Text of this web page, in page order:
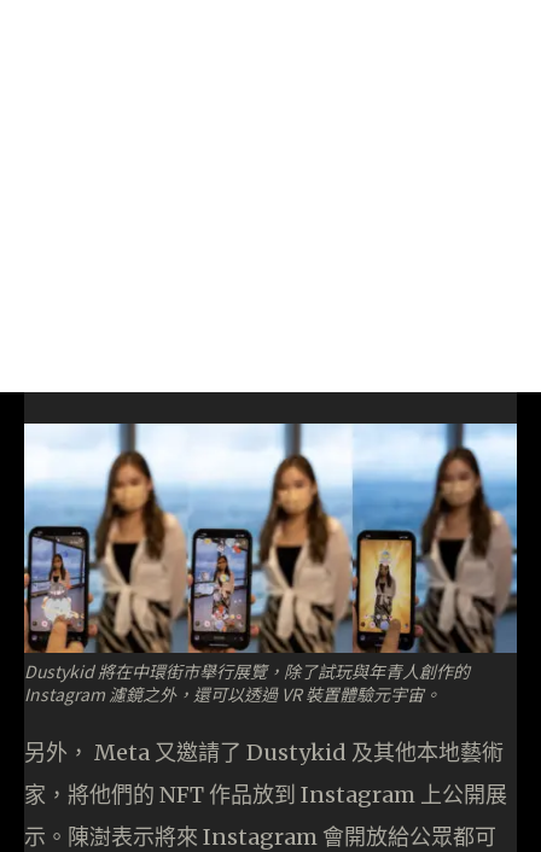
Dustykid 將在中環街市舉行展覽，除了試玩與年青人創作的
Instagram 濾鏡之外，還可以透過 VR 裝置體驗元宇宙。
另外， Meta 又邀請了 Dustykid 及其他本地藝術
家，將他們的 NFT 作品放到 Instagram 上公開展
示。陳澍表示將來 Instagram 會開放給公眾都可